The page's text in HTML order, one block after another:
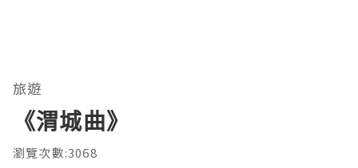
旅遊
《渭城曲》
瀏覽次數:3068